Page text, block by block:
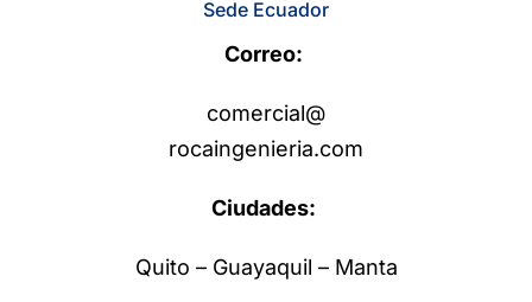
Sede Ecuador
Correo:
comercial@
rocaingenieria.com
Ciudades:
Quito – Guayaquil – Manta